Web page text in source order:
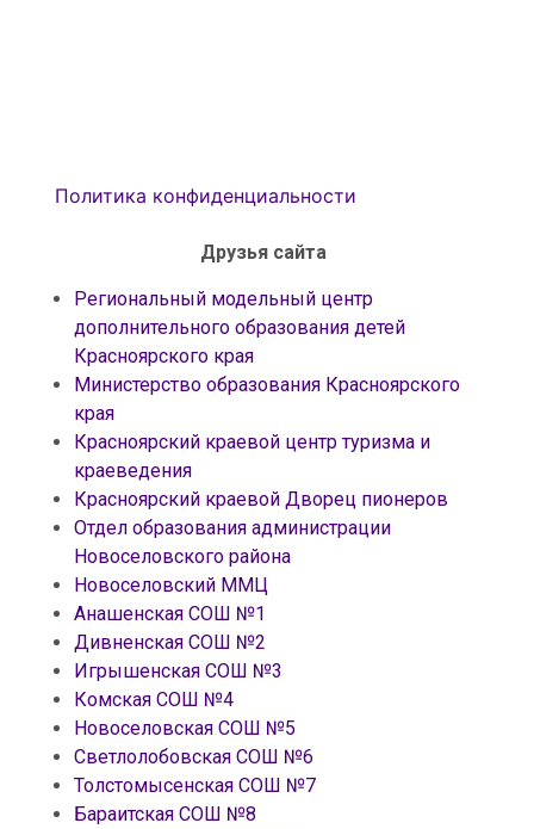
Политика конфиденциальности
Друзья сайта
Региональный модельный центр
дополнительного образования детей
Красноярского края
Министерство образования Красноярского
края
Красноярский краевой центр туризма и
краеведения
Красноярский краевой Дворец пионеров
Отдел образования администрации
Новоселовского района
Новоселовский ММЦ
Анашенская СОШ №1
Дивненская СОШ №2
Игрышенская СОШ №3
Комская СОШ №4
Новоселовская СОШ №5
Светлолобовская СОШ №6
Толстомысенская СОШ №7
Бараитская СОШ №8